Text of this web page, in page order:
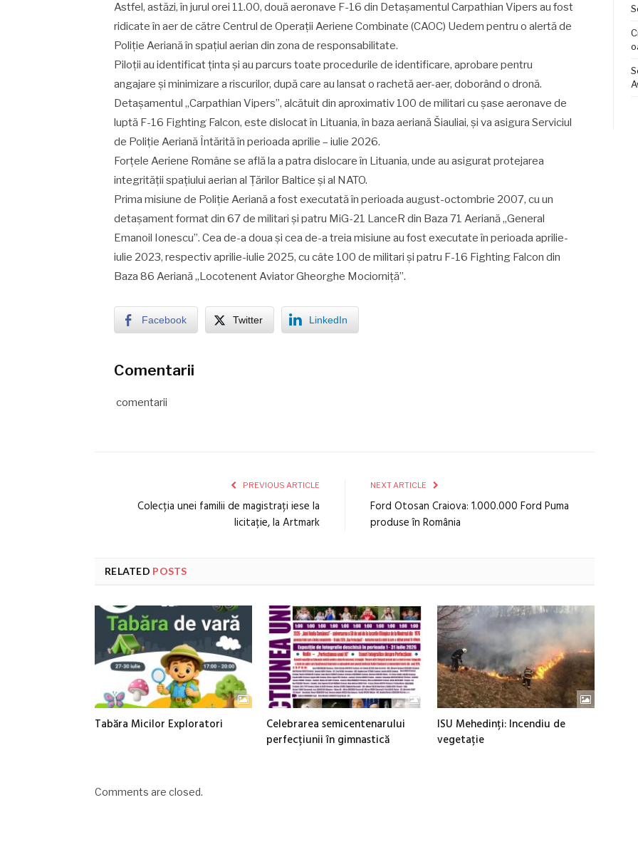
Astfel, astăzi, în jurul orei 11.00, două aeronave F-16 din Detașamentul Carpathian Vipers au fost
ridicate în aer de către Centrul de Operații Aeriene Combinate (CAOC) Uedem pentru o alertă de
Poliție Aeriană în spațiul aerian din zona de responsabilitate.
Piloții au identificat ținta și au parcurs toate procedurile de identificare, aprobare pentru
angajare și minimizare a riscurilor, după care au lansat o rachetă aer-aer, doborând o dronă.
Detașamentul „Carpathian Vipers”, alcătuit din aproximativ 100 de militari cu şase aeronave de
luptă F-16 Fighting Falcon, este dislocat în Lituania, în baza aeriană Šiauliai, și va asigura Serviciul
de Poliție Aeriană Întărită în perioada aprilie – iulie 2026.
Forțele Aeriene Române se află la a patra dislocare în Lituania, unde au asigurat protejarea
integrității spațiului aerian al Țărilor Baltice și al NATO.
Prima misiune de Poliție Aeriană a fost executată în perioada august-octombrie 2007, cu un
detașament format din 67 de militari și patru MiG-21 LanceR din Baza 71 Aeriană „General
Emanoil Ionescu”. Cea de-a doua și cea de-a treia misiune au fost executate în perioada aprilie-
iulie 2023, respectiv aprilie-iulie 2025, cu câte 100 de militari și patru F-16 Fighting Falcon din
Baza 86 Aeriană „Locotenent Aviator Gheorghe Mociorniță”.
Facebook Twitter LinkedIn
Comentarii
comentarii
PREVIOUS ARTICLE
Colecția unei familii de magistrați iese la
licitație, la Artmark
NEXT ARTICLE
Ford Otosan Craiova: 1.000.000 Ford Puma
produse în România
RELATED POSTS
Tabăra Micilor Exploratori
Celebrarea semicentenarului
perfecțiunii în gimnastică
ISU Mehedinți: Incendiu de
vegetație
Comments are closed.